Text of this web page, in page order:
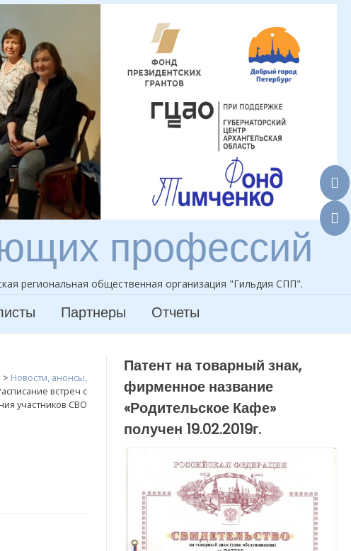
профессий
региональная общественная организация "Гильдия СПП".
Партнеры Отчеты
> Новости, анонсы,
встреч с
участников СВО
Патент на товарный знак,
фирменное название
«Родительское Кафе»
получен 19.02.2019г.